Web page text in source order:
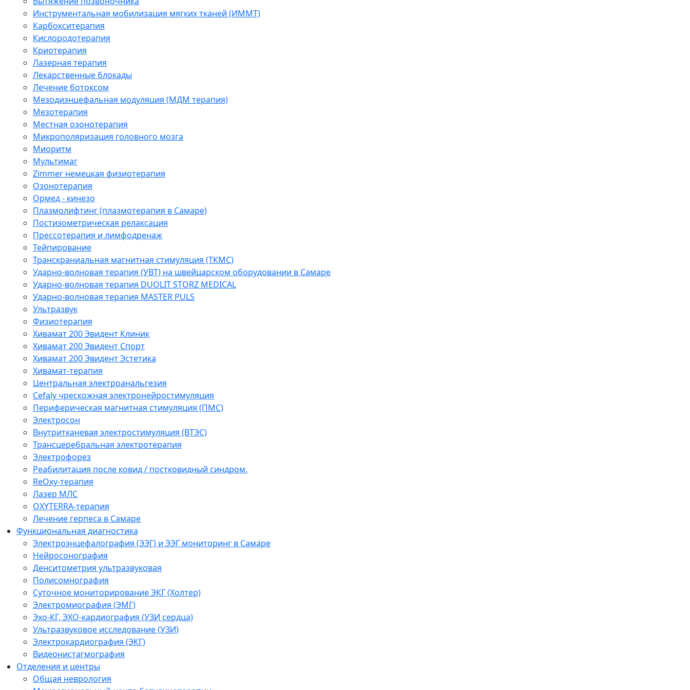
Инструментальная мобилизация мягких тканей (ИММТ)
Карбокситерапия
Кислородотерапия
Криотерапия
Лазерная терапия
Лекарственные блокады
Лечение ботоксом
Мезодиэнцефальная модуляция (МДМ терапия)
Мезотерапия
Местная озонотерапия
Микрополяризация головного мозга
Миоритм
Мультимаг
Zimmer немецкая физиотерапия
Озонотерапия
Ормед - кинезо
Плазмолифтинг (плазмотерапия в Самаре)
Постизометрическая релаксация
Прессотерапия и лимфодренаж
Тейпирование
Транскраниальная магнитная стимуляция (ТКМС)
Ударно-волновая терапия (УВТ) на швейцарском оборудовании в Самаре
Ударно-волновая терапия DUOLIT STORZ MEDICAL
Ударно-волновая терапия MASTER PULS
Ультразвук
Физиотерапия
Хивамат 200 Эвидент Клиник
Хивамат 200 Эвидент Спорт
Хивамат 200 Эвидент Эстетика
Хивамат-терапия
Центральная электроанальгезия
Cefaly чреcкожная электронейростимуляция
Периферическая магнитная стимуляция (ПМС)
Электросон
Внутритканевая электростимуляция (ВТЭС)
Трансцеребральная электротерапия
Электрофорез
Реабилитация после ковид / постковидный синдром.
ReOxy-терапия
Лазер МЛС
OXYTERRA-терапия
Лечение герпеса в Самаре
Функциональная диагностика
Электроэнцефалография (ЭЭГ) и ЭЭГ мониторинг в Самаре
Нейросонография
Денситометрия ультразвуковая
Полисомнография
Суточное мониторирование ЭКГ (Холтер)
Электромиография (ЭМГ)
Эхо-КГ, ЭХО-кардиография (УЗИ сердца)
Ультразвуковое исследование (УЗИ)
Электрокардиография (ЭКГ)
Видеонистагмография
Отделения и центры
Общая неврология